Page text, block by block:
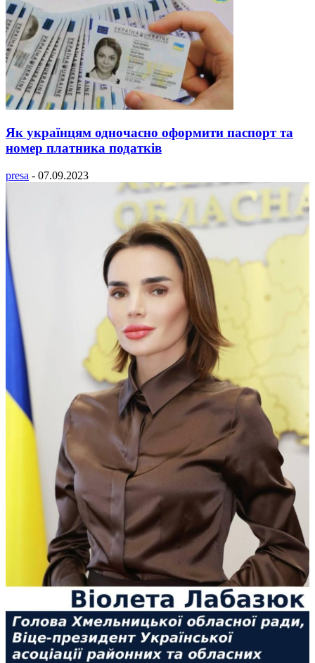
Як українцям одночасно оформити паспорт та
номер платника податків
presa - 07.09.2023